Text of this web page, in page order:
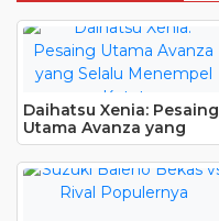
Daihatsu Xenia: Pesaing
Utama Avanza yang
Selalu Menempel Ketat